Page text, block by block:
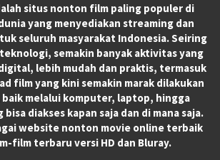
situs nonton film paling populer di
yang menyediakan streaming dan
seluruh masyarakat Indonesia. Seiring
semakin banyak aktivitas yang
lebih mudah dan praktis, termasuk
film yang kini semakin marak dilakukan
melalui komputer, laptop, hingga
diakses kapan saja dan di mana saja.
website nonton movie online terbaik
film terbaru versi HD dan Bluray.